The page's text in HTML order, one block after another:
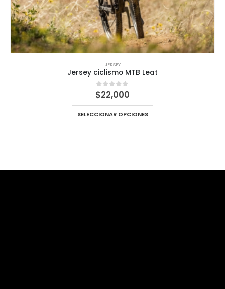
JERSEY
Jersey ciclismo MTB Leat
0out of 5
$22,000
SELECCIONAR OPCIONES